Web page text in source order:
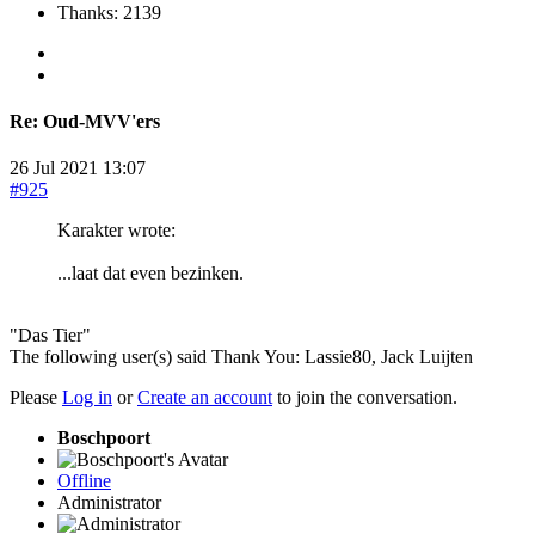
Thanks: 2139
Re: Oud-MVV'ers
26 Jul 2021 13:07
#925
Karakter wrote:
...laat dat even bezinken.
"Das Tier"
The following user(s) said Thank You: Lassie80, Jack Luijten
Please Log in orCreate an account to join the conversation.
Boschpoort
Offline
Administrator